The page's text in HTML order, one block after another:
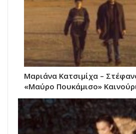
Μαριάνα Κατσιμίχα –
«Μαύρο Πουκάμισο»